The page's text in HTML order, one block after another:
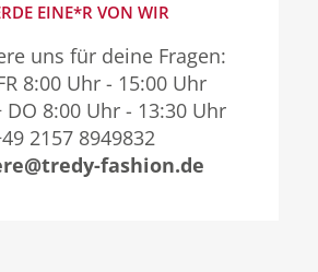
EINE*R VON WIR
uns für deine Fragen:
8:00 Uhr - 15:00 Uhr
DO 8:00 Uhr - 13:30 Uhr
2157 8949832
fashion.de